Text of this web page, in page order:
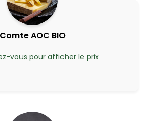
Comte AOC BIO
vous pour afficher le prix